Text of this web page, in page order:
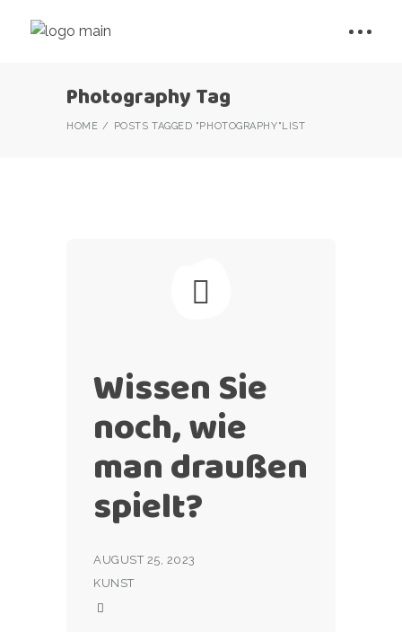
Photography Tag
HOME POSTS TAGGED "PHOTOGRAPHY"LIST
Wissen Sie
noch, wie
man draußen
spielt?
AUGUST 25, 2023
KUNST